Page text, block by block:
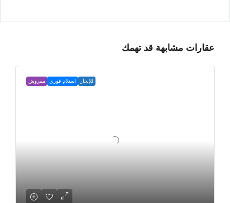
عقارات مشابهة قد تهمك
للإيجار استلام فوري مفروش